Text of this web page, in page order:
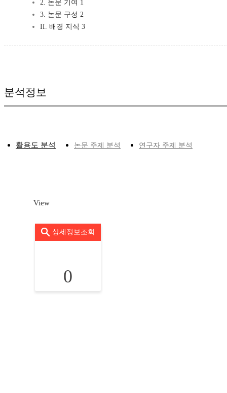
2. 논문 기여 1
3. 논문 구성 2
II. 배경 지식 3
분석정보
활용도 분석 논문 주제 분석 연구자 주제 분석
View
상세정보조회
0